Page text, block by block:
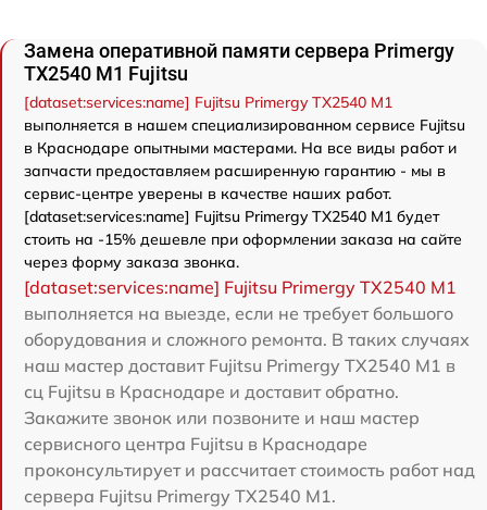
Замена оперативной памяти сервера Primergy
TX2540 M1 Fujitsu
[dataset:services:name] Fujitsu Primergy TX2540 M1
выполняется в нашем специализированном сервисе Fujitsu
в Краснодаре опытными мастерами. На все виды работ и
запчасти предоставляем расширенную гарантию - мы в
сервис-центре уверены в качестве наших работ.
[dataset:services:name] Fujitsu Primergy TX2540 M1 будет
стоить на -15% дешевле при оформлении заказа на сайте
через форму заказа звонка.
[dataset:services:name] Fujitsu Primergy TX2540 M1
выполняется на выезде, если не требует большого
оборудования и сложного ремонта. В таких случаях
наш мастер доставит Fujitsu Primergy TX2540 M1 в
сц Fujitsu в Краснодаре и доставит обратно.
Закажите звонок или позвоните и наш мастер
сервисного центра Fujitsu в Краснодаре
проконсультирует и рассчитает стоимость работ над
сервера Fujitsu Primergy TX2540 M1.